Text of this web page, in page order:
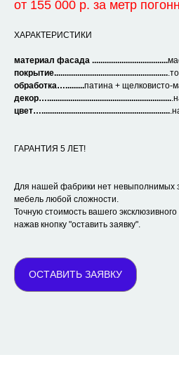
от 155 000 р. за метр
ХАРАКТЕРИСТИКИ
материал фасада ....................................
покрытие......................................................
обработка….........патина + щелковисто-
декор…...........................................................
цвет….............................................................
ГАРАНТИЯ 5 ЛЕТ!
Для нашей фабрики нет невыполнимых
мебель любой сложности.
Точную стоимость вашего
нажав кнопку "оставить заявку".
ОСТАВИТЬ ЗАЯВКУ